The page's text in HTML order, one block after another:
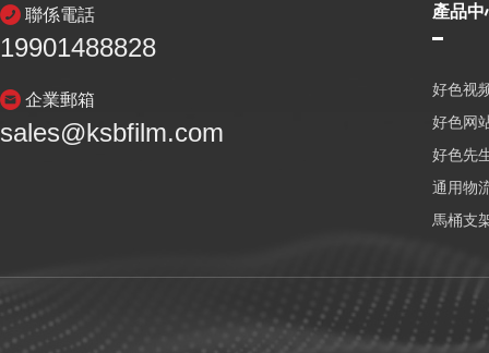
聯係電話
19901488828
企業郵箱
sales@ksbfilm.com
產品中
好色视
好色网
好色先
通用物
馬桶支